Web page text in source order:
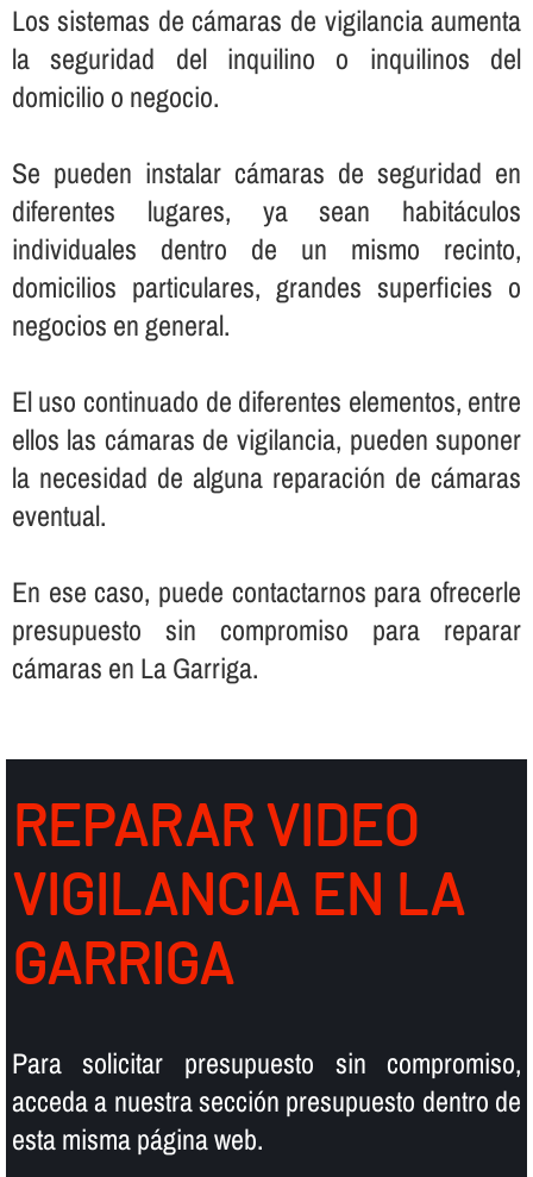
Los sistemas de cámaras de vigilancia aumenta
la seguridad del inquilino o inquilinos del
domicilio o negocio.
Se pueden instalar cámaras de seguridad en
diferentes lugares, ya sean habitáculos
individuales dentro de un mismo recinto,
domicilios particulares, grandes superficies o
negocios en general.
El uso continuado de diferentes elementos, entre
ellos las cámaras de vigilancia, pueden suponer
la necesidad de alguna reparación de cámaras
eventual.
En ese caso, puede contactarnos para ofrecerle
presupuesto sin compromiso para reparar
cámaras en La Garriga.
REPARAR VIDEO
VIGILANCIA EN LA
GARRIGA
Para solicitar presupuesto sin compromiso,
acceda a nuestra sección presupuesto dentro de
esta misma página web.